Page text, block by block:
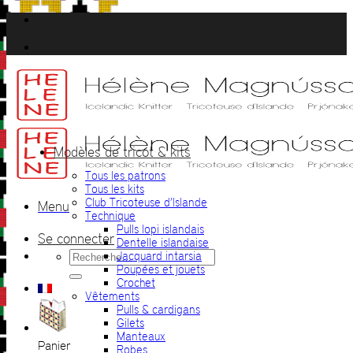
Passer
au
contenu
Menu
Se connecter
Recherche
pour :
Panier
Modèles de tricot & kits
Tous les patrons
Tous les kits
Club Tricoteuse d’Islande
Technique
Pulls lopi islandais
Dentelle islandaise
Jacquard intarsia
Poupées et jouets
Crochet
Vêtements
Pulls & cardigans
Gilets
Manteaux
Robes